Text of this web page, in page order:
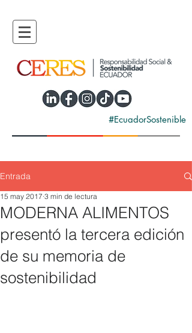
#EcuadorSostenible
Entrada
MODERNA ALIMENTOS
presentó la tercera edición
de su memoria de
sostenibilidad
15 may 2017 3 min de lectura